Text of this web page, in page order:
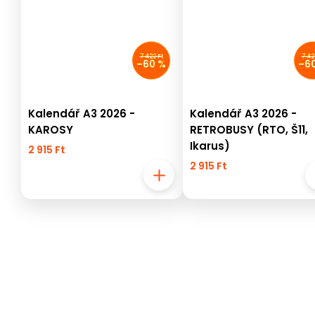
7 422 Ft
–60 %
Kalendář A3 2026 -
KAROSY
2 915 Ft
7
Kalendář A3 2026 -
RETROBUSY (RTO, Š11,
Ikarus)
2 915 Ft